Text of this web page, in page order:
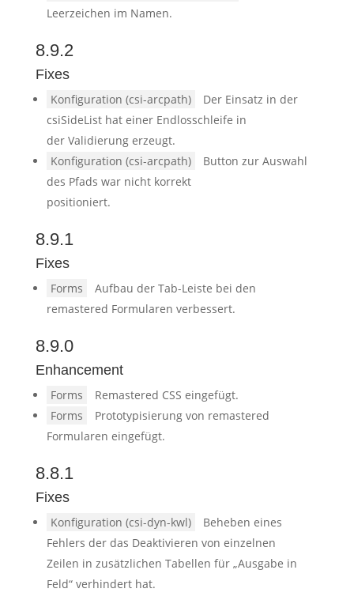
Leerzeichen im Namen.
8.9.2
Fixes
Konfiguration (csi-arcpath)
Der Einsatz in der
csiSideList hat einer Endlosschleife in
der Validierung erzeugt.
Konfiguration (csi-arcpath)
Button zur Auswahl
des Pfads war nicht korrekt
positioniert.
8.9.1
Fixes
Forms
Aufbau der Tab-Leiste bei den
remastered Formularen verbessert.
8.9.0
Enhancement
Forms
Remastered CSS eingefügt.
Forms
Prototypisierung von remastered
Formularen eingefügt.
8.8.1
Fixes
Konfiguration (csi-dyn-kwl)
Beheben eines
Fehlers der das Deaktivieren von einzelnen
Zeilen in zusätzlichen Tabellen für „Ausgabe in
Feld“ verhindert hat.